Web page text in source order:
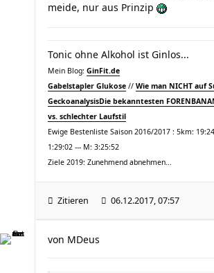
meide, nur aus Prinzip
Tonic ohne Alkohol ist Ginlos...
Mein Blog: GinFit.de
Gabelstapler Glukose // Wie man NICHT auf
GeckoanalysisDie bekanntesten
vs. schlechter Laufstil
Ewige Bestenliste Saison 2016/2017 : 5km:
1:29:02 --- M: 3:25:52
Ziele 2019: Zunehmend abnehmen...
Zitieren 06.12.2017, 07:57
von MDeus